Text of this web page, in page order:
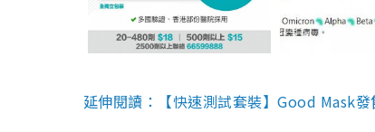
延伸閱讀：【快速測試套裝】Good Mask